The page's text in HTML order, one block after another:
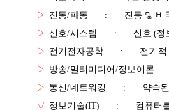
▷ 진동/파동 :
진동 및 비
▷ 신호/시스템 :
신호 (정
▷ 전기전자공학 :
전기
▷ 방송/멀티미디어/정보이론
▷ 통신/네트워킹 :
약속
▽ 정보기술(IT) :
컴퓨터